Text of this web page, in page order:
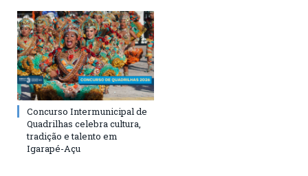
Concurso Intermunicipal de
Quadrilhas celebra cultura,
tradição e talento em
Igarapé-Açu